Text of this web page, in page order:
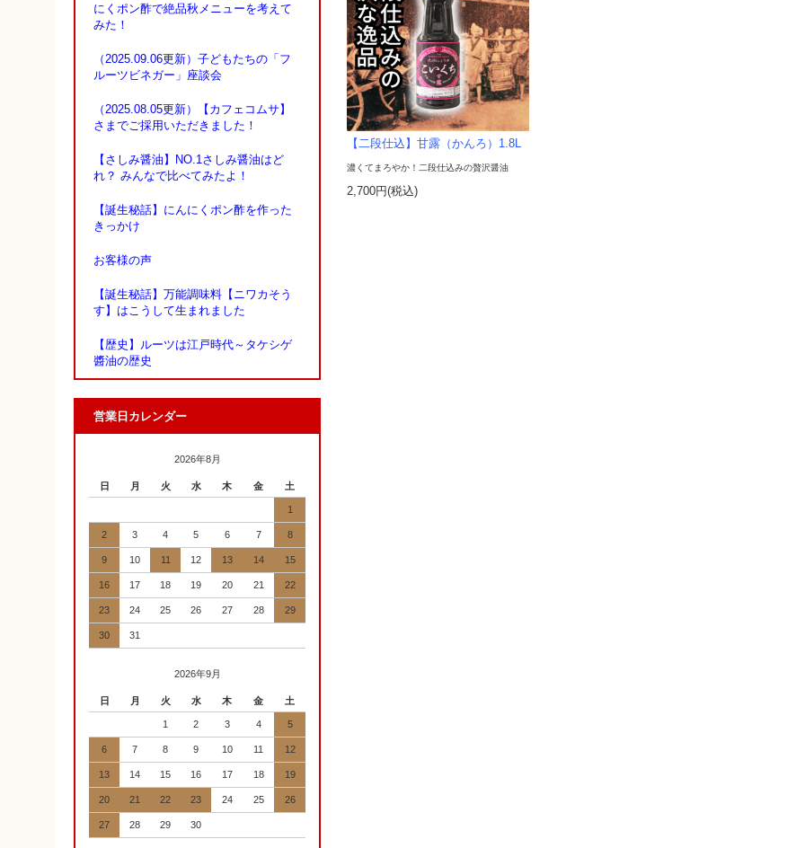
【二段仕込】甘露（かんろ）1.8L
濃くてまろやか！二段仕込みの贅沢醤油
2,700円(税込)
にくポン酢で絶品秋メニューを考えて
みた！
（2025.09.06更新）子どもたちの「フ
ルーツビネガー」座談会
（2025.08.05更新）【カフェコムサ】
さまでご採用いただきました！
【さしみ醤油】NO.1さしみ醤油はど
れ？ みんなで比べてみたよ！
【誕生秘話】にんにくポン酢を作った
きっかけ
お客様の声
【誕生秘話】万能調味料【ニワカそう
す】はこうして生まれました
【歴史】ルーツは江戸時代～タケシゲ
醬油の歴史
営業日カレンダー
2026年8月
日 月 火 水 木 金 土
1
2 3 4 5 6 7 8
9 10 11 12 13 14 15
16 17 18 19 20 21 22
23 24 25 26 27 28 29
30 31
2026年9月
日 月 火 水 木 金 土
1 2 3 4 5
6 7 8 9 10 11 12
13 14 15 16 17 18 19
20 21 22 23 24 25 26
27 28 29 30